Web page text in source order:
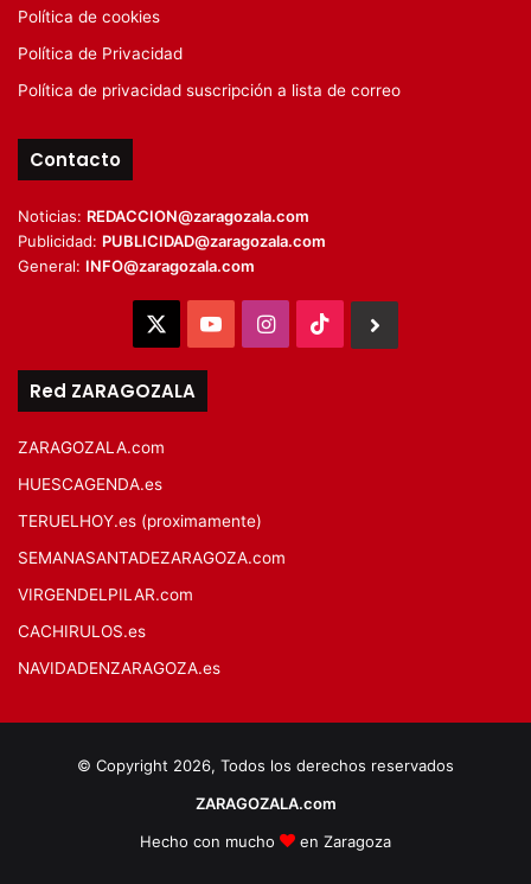
Política de cookies
Política de Privacidad
Política de privacidad suscripción a lista de correo
Contacto
Noticias: REDACCION@zaragozala.com
Publicidad: PUBLICIDAD@zaragozala.com
General: INFO@zaragozala.com
YouTubeInstagram
TikTok
Red ZARAGOZALA
ZARAGOZALA.com
HUESCAGENDA.es
TERUELHOY.es (proximamente)
SEMANASANTADEZARAGOZA.com
VIRGENDELPILAR.com
CACHIRULOS.es
NAVIDADENZARAGOZA.es
© Copyright 2026, Todos los derechos reservados
ZARAGOZALA.com
Hecho con mucho
en Zaragoza